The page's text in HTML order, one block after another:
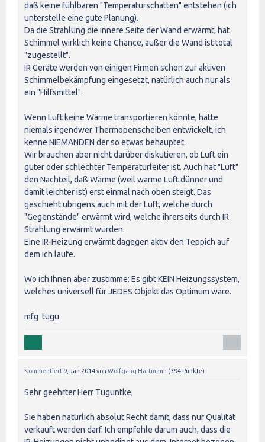
daß keine fühlbaren "Temperaturschatten" entstehen (ich
unterstelle eine gute Planung).
Da die Strahlung die innere Seite der Wand erwärmt, hat
Schimmel wirklich keine Chance, außer die Wand ist total
"zugestellt".
IR Geräte werden von einigen Firmen schon zur aktiven
Schimmelbekämpfung eingesetzt, natürlich auch nur als
ein "Hilfsmittel".
Wenn Luft keine Wärme transportieren könnte, hätte
niemals irgendwer Thermopenscheiben entwickelt, ich
kenne NIEMANDEN der so etwas behauptet.
Wir brauchen aber nicht darüber diskutieren, ob Luft ein
guter oder schlechter Temperaturleiter ist. Auch hat "Luft"
den Nachteil, daß Wärme (weil warme Luft dünner und
damit leichter ist) erst einmal nach oben steigt. Das
geschieht übrigens auch mit der Luft, welche durch
"Gegenstände" erwärmt wird, welche ihrerseits durch IR
Strahlung erwärmt wurden.
Eine IR-Heizung erwärmt dagegen aktiv den Teppich auf
dem ich laufe.
Wo ich Ihnen aber zustimme: Es gibt KEIN Heizungssystem,
welches universell für JEDES Objekt das Optimum wäre.
mfg tugu
Kommentiert 9, Jan 2014von Wolfgang Hartmann (394 Punkte)
Sehr geehrter Herr Tuguntke,
Sie haben natürlich absolut Recht damit, dass nur Qualität
verkauft werden darf. Ich empfehle darum auch, dass die